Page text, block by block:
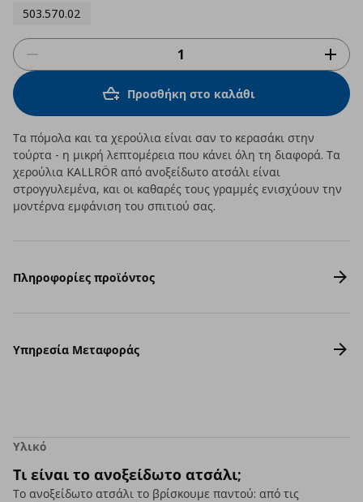
503.570.02
Προσθήκη στο καλάθι
Τα πόμολα και τα χερούλια είναι σαν το κερασάκι στην
τούρτα - η μικρή λεπτομέρεια που κάνει όλη τη διαφορά. Τα
χερούλια KALLRÖR από ανοξείδωτο ατσάλι είναι
στρογγυλεμένα, και οι καθαρές τους γραμμές ενισχύουν την
μοντέρνα εμφάνιση του σπιτιού σας.
Πληροφορίες προϊόντος
Υπηρεσία Μεταφοράς
Υλικό
Τι είναι το ανοξείδωτο ατσάλι;
Το ανοξείδωτο ατσάλι το βρίσκουμε παντού: από τις